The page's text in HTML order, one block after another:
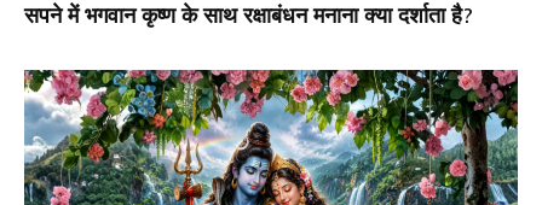
सपने में भगवान कृष्ण के साथ रक्षाबंधन मनाना क्या दर्शाता है?